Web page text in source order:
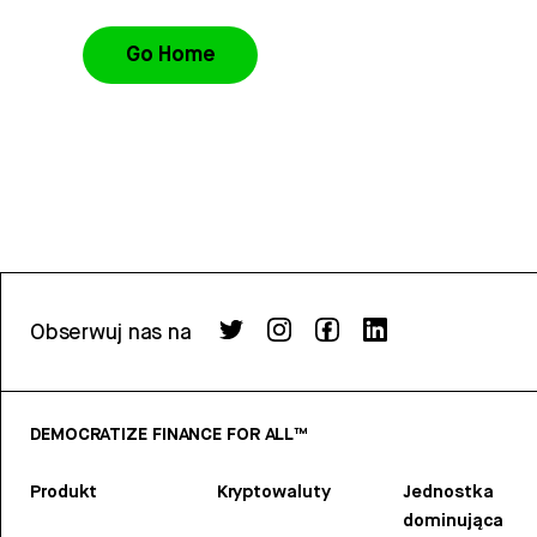
Go Home
Obserwuj nas na
DEMOCRATIZE FINANCE FOR ALL™
Produkt Kryptowaluty
Jednostka
dominująca